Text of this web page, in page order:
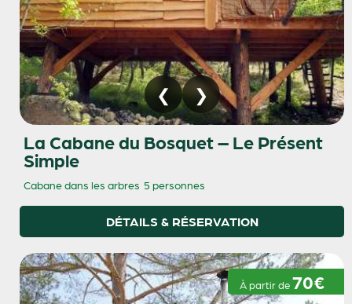
La Cabane du Bosquet – Le Présent
Simple
Cabane dans les arbres 5 personnes
DÉTAILS & RÉSERVATION
À partir de70€